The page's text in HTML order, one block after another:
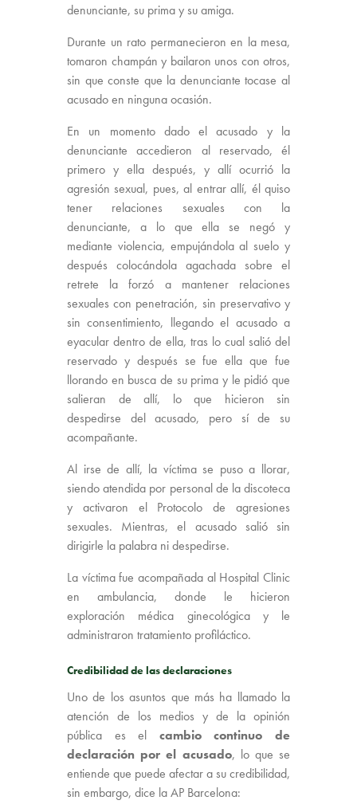
denunciante, su prima y su amiga.
Durante un rato permanecieron en la mesa,
tomaron champán y bailaron unos con otros,
sin que conste que la denunciante tocase al
acusado en ninguna ocasión.
En un momento dado el acusado y la
denunciante accedieron al reservado, él
primero y ella después, y allí ocurrió la
agresión sexual, pues, al entrar allí, él quiso
tener relaciones sexuales con la
denunciante, a lo que ella se negó y
mediante violencia, empujándola al suelo y
después colocándola agachada sobre el
retrete la forzó a mantener relaciones
sexuales con penetración, sin preservativo y
sin consentimiento, llegando el acusado a
eyacular dentro de ella, tras lo cual salió del
reservado y después se fue ella que fue
llorando en busca de su prima y le pidió que
salieran de allí, lo que hicieron sin
despedirse del acusado, pero sí de su
acompañante.
Al irse de allí, la víctima se puso a llorar,
siendo atendida por personal de la discoteca
y activaron el Protocolo de agresiones
sexuales. Mientras, el acusado salió sin
dirigirle la palabra ni despedirse.
La víctima fue acompañada al Hospital Clinic
en ambulancia, donde le hicieron
exploración médica ginecológica y le
administraron tratamiento profiláctico.
Credibilidad de las declaraciones
Uno de los asuntos que más ha llamado la
atención de los medios y de la opinión
pública es el cambio continuo de
declaración por el acusado, lo que se
entiende que puede afectar a su credibilidad,
sin embargo, dice la AP Barcelona: